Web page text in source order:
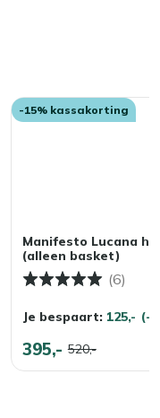
-15% kassakorting
Manifesto Lucana
(alleen basket)
(6)
Je bespaart: 125,- (-
395,- 520,-